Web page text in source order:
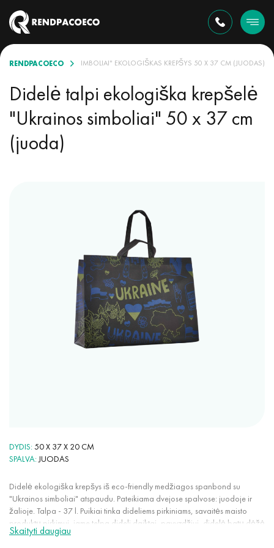
RENDPACOECO
TALPUS "UKRAINOS SIMBOLIAI" EKOLOGIŠKAS KREPŠYS 50 X 37 CM (JUODAS)
Didelė talpi ekologiška krepšelė
"Ukrainos simboliai" 50 x 37 cm
(juoda)
DYDIS 50 X 37 X 20 CM
SPALVA JUODAS
Didelė ekologiška krepšys iš eco-friendly medžiagos spanbond su
"Ukrainos simboliai" atspaudu. Pateikiama dvejose spalvose: juodoje ir
žalioje. Talpa - 37 l. Puikiai tinka dideliems pirkiniams, savaitės maisto
produktų pirkimui, jame telpa dideli daiktai, pavyzdžiui, didelė batų dėžė
ar riedučiai. Šios krepšys yra ypač patogios kasdieniam naudojimui: labai
Skaityti daugiau